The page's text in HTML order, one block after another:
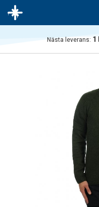
Nästa leverans: 1